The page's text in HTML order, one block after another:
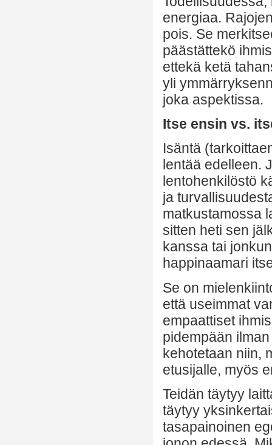
energiaa.
pois. Se
päästättekö
ettekä ketä
yli
joka aspektissa.
Itse ensin vs.
Isäntä
lentää edelleen.
lentohenkilöstö
ja
matkustamossa
sitten heti sen
kanssa tai
happinaamari
Se on
että useimmat
empaattiset
pidempään
kehotetaan niin,
etusijalle, myös
Teidän täytyy
täytyy
tasapainoinen